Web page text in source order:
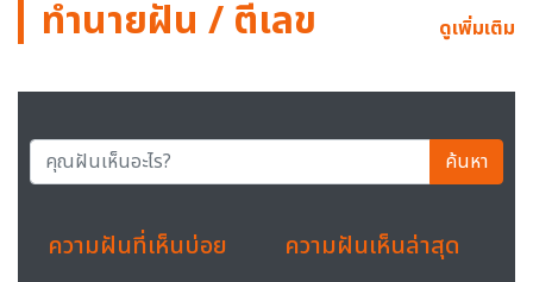
ทำนายฝัน / ตีเลข ดูเพิ่มเติม
ค้นหา
ความฝันที่เห็นบ่อย ความฝันเห็นล่าสุด